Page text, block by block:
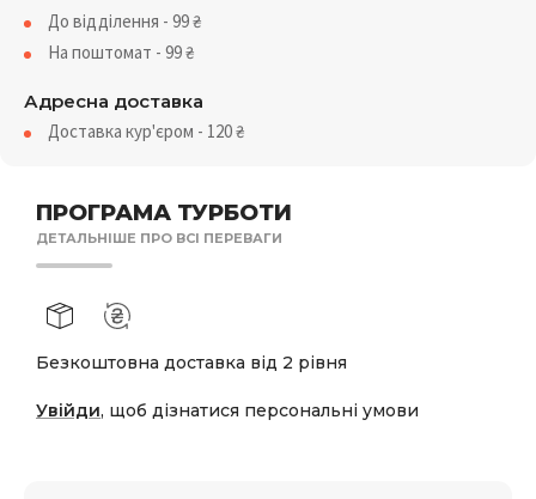
ПРОГРАМА ТУРБОТИ
ДЕТАЛЬНІШЕ ПРО ВСІ ПЕРЕВАГИ
Безкоштовна доставка від 2 рівня
Увійди, щоб дізнатися персональні умови
До відділення - 99₴
На поштомат - 99₴
Адресна доставка
Доставка кур'єром - 120₴